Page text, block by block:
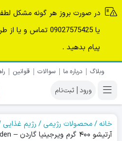
یا 09027575425
پیام بدهید .
وبلاگ درباره ما سوالات قوانین
|
خانه محصولات رژیمی رژیم غذایی
آرتیشو ۴۰۰ گرم ویرجینیا گاردن – virginia garden